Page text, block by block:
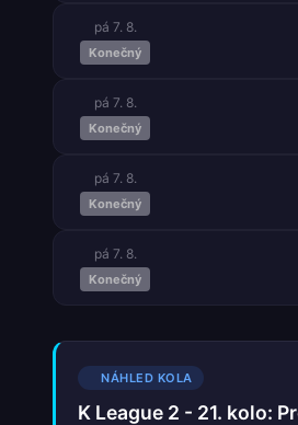
pá 7. 8.
Konečný
pá 7. 8.
Konečný
pá 7. 8.
Konečný
pá 7. 8.
Konečný
NÁHLED KOLA
K League 2 - 21. kolo: